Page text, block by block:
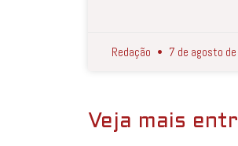
Redação 7 de agosto
Veja mais